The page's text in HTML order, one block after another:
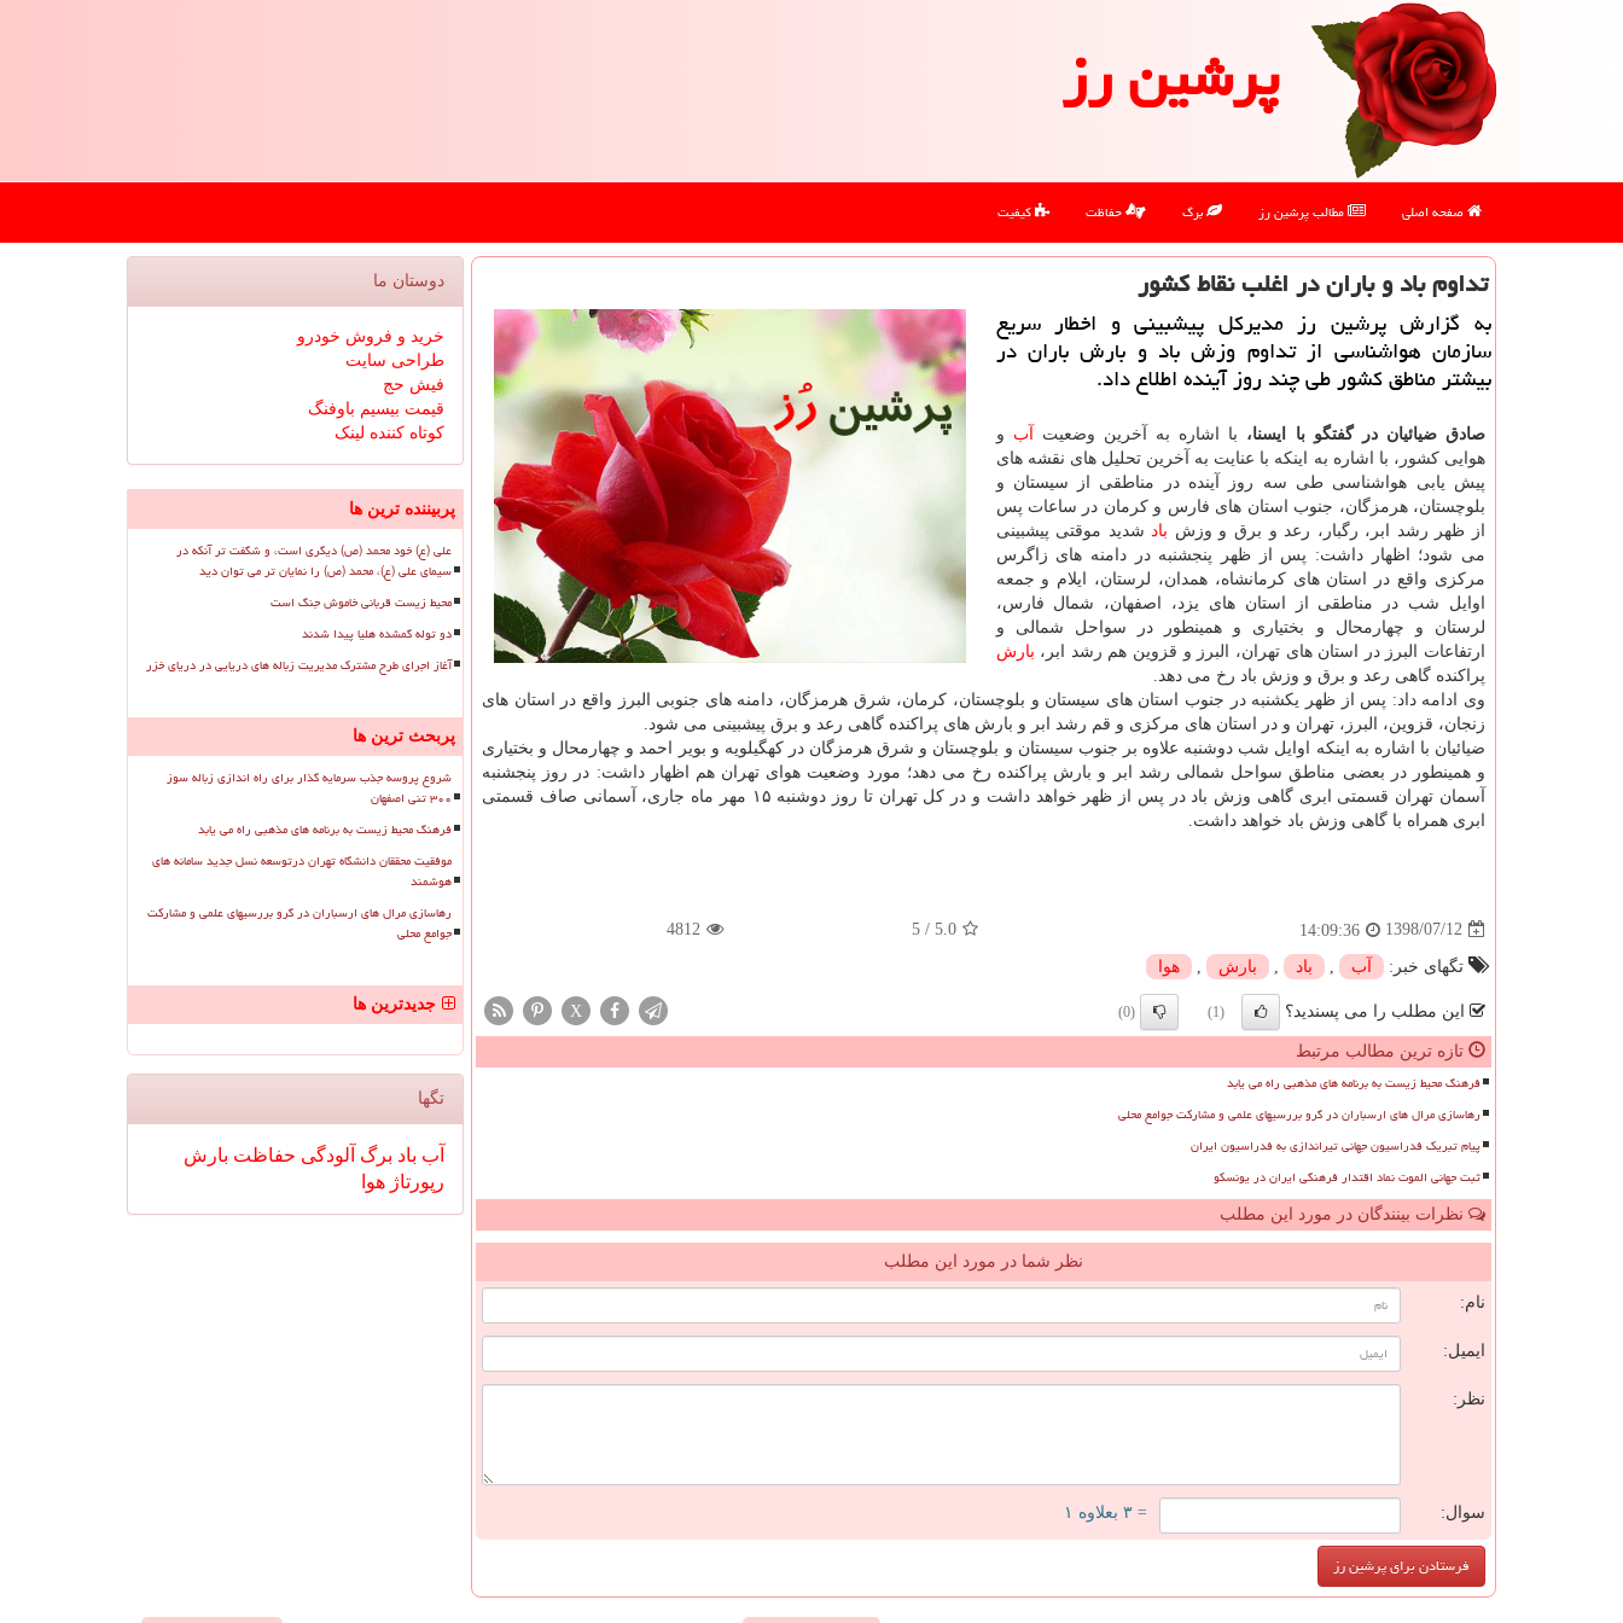
پرشین رز
صفحه اصلی مطالب پرشین رز برگ حفاظت کیفیت
تداوم باد و باران در اغلب نقاط كشور
به گزارش پرشین رز مدیركل پیشبینی و اخطار سریع
سازمان هواشناسی از تداوم وزش باد و بارش باران در
بیشتر مناطق كشور طی چند روز آینده اطلاع داد.
صادق ضیائیان در گفتگو با ایسنا، با اشاره به آخرین وضعیت آب و
هوایی كشور، با اشاره به اینكه با عنایت به آخرین تحلیل های نقشه های
پیش یابی هواشناسی طی سه روز آینده در مناطقی از سیستان و
بلوچستان، هرمزگان، جنوب استان های فارس و كرمان در ساعات پس
از ظهر رشد ابر، رگبار، رعد و برق و وزش بادشدید موقتی پیشبینی
می شود؛ اظهار داشت: پس از ظهر پنجشنبه در دامنه های زاگرس
مركزی واقع در استان های كرمانشاه، همدان، لرستان، ایلام و جمعه
اوایل شب در مناطقی از استان های یزد، اصفهان، شمال فارس،
لرستان و چهارمحال و بختیاری و همینطور در سواحل شمالی و
ارتفاعات البرز در استان های تهران، البرز و قزوین هم رشد ابر، بارش
پراكنده گاهی رعد و برق و وزش باد رخ می دهد.
وی ادامه داد: پس از ظهر یكشنبه در جنوب استان های سیستان و بلوچستان، كرمان، شرق هرمزگان، دامنه های جنوبی البرز واقع در استان های
زنجان، قزوین، البرز، تهران و در استان های مركزی و قم رشد ابر و بارش های پراكنده گاهی رعد و برق پیشبینی می شود.
ضیائیان با اشاره به اینكه اوایل شب دوشنبه علاوه بر جنوب سیستان و بلوچستان و شرق هرمزگان در كهگیلویه و بویر احمد و چهارمحال و بختیاری
و همینطور در بعضی مناطق سواحل شمالی رشد ابر و بارش پراكنده رخ می دهد؛ مورد وضعیت هوای تهران هم اظهار داشت: در روز پنجشنبه
آسمان تهران قسمتی ابری گاهی وزش باد در پس از ظهر خواهد داشت و در كل تهران تا روز دوشنبه ۱۵ مهر ماه جاری، آسمانی صاف قسمتی
ابری همراه با گاهی وزش باد خواهد داشت.
1398/07/12
14:09:36
5.0
/
5
4812
تگهای خبر: آب باد بارش هوا
این مطلب را می پسندید؟ (1)
(0)
X
تازه ترین مطالب مرتبط
فرهنگ محیط زیست به برنامه های مذهبی راه می یابد
رهاسازی مرال های ارسباران در گرو بررسیهای علمی و مشارکت جوامع محلی
پیام تبریک فدراسیون جهانی تیراندازی به فدراسیون ایران
ثبت جهانی الموت نماد اقتدار فرهنگی ایران در یونسکو
نظرات بینندگان در مورد این مطلب
نظر شما در مورد این مطلب
نام:
ایمیل:
نظر:
سوال: = ۳ بعلاوه ۱
دوستان ما
خرید و فروش خودرو
طراحی سایت
فیش حج
قیمت بیسیم باوفنگ
کوتاه کننده لینک
پربیننده ترین ها
علی (ع) خود محمد (ص) دیگری است، و شگفت تر آنکه در
سیمای علی (ع)، محمد (ص) را نمایان تر می توان دید
محیط زیست قربانی خاموش جنگ است
دو توله گمشده هلیا پیدا شدند
آغاز اجرای طرح مشترک مدیریت زباله های دریایی در دریای خزر
پربحث ترین ها
شروع پروسه جذب سرمایه گذار برای راه اندازی زباله سوز
۳۰۰ تنی اصفهان
فرهنگ محیط زیست به برنامه های مذهبی راه می یابد
موفقیت محققان دانشگاه تهران درتوسعه نسل جدید سامانه های
هوشمند
رهاسازی مرال های ارسباران در گرو بررسیهای علمی و مشارکت
جوامع محلی
جدیدترین ها
تگها
آب باد برگ آلودگی حفاظت بارش
رپورتاژ هوا